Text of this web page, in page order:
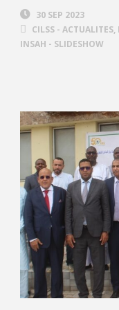
30 SEP 2023
CILSS - ACTUALITES,
INSAH - SLIDESHOW